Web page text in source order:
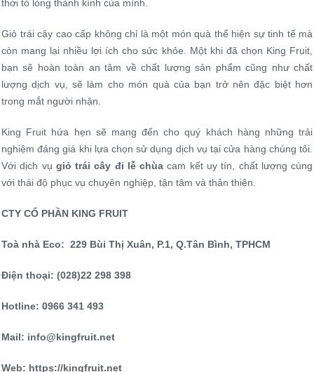
thời tỏ lòng thành kính của mình.
Giỏ trái cây cao cấp không chỉ là một món quà thể hiện sự tinh tế mà
còn mang lại nhiều lợi ích cho sức khỏe. Một khi đã chọn King Fruit,
bạn sẽ hoàn toàn an tâm về chất lượng sản phẩm cũng như chất
lượng dịch vụ, sẽ làm cho món quà của bạn trở nên đặc biệt hơn
trong mắt người nhận.
King Fruit hứa hẹn sẽ mang đến cho quý khách hàng những trải
nghiệm đáng giá khi lựa chọn sử dụng dịch vụ tại cửa hàng chúng tôi.
Với dịch vụ giỏ trái cây đi lễ chùa cam kết uy tín, chất lượng cùng
với thái độ phục vụ chuyên nghiệp, tận tâm và thân thiện.
CTY CỔ PHẦN KING FRUIT
Toà nhà Eco: 229 Bùi Thị Xuân, P.1, Q.Tân Bình, TPHCM
Điện thoại: (028)22 298 398
Hotline: 0966 341 493
Mail: info@kingfruit.net
Web: https://kingfruit.net